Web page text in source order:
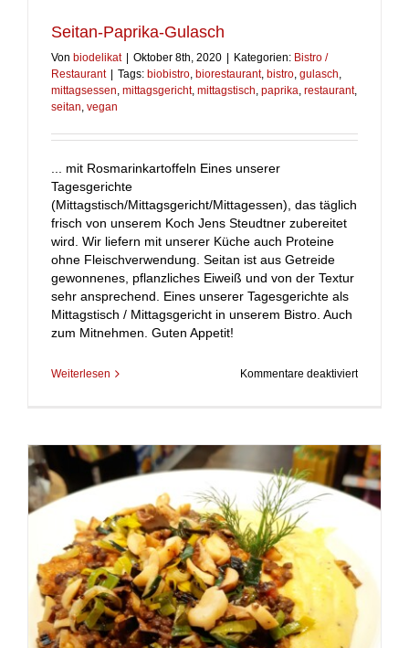
Seitan-Paprika-Gulasch
Von biodelikat | Oktober 8th, 2020 | Kategorien: Bistro /
Restaurant | Tags: biobistro biorestaurant, bistro gulasch
mittagsessen mittagsgericht, mittagstisch paprika restaurant,
seitan vegan
... mit Rosmarinkartoffeln Eines unserer
Tagesgerichte
(Mittagstisch/Mittagsgericht/Mittagessen), das täglich
frisch von unserem Koch Jens Steudtner zubereitet
wird. Wir liefern mit unserer Küche auch Proteine
ohne Fleischverwendung. Seitan ist aus Getreide
gewonnenes, pflanzliches Eiweiß und von der Textur
sehr ansprechend. Eines unserer Tagesgerichte als
Mittagstisch / Mittagsgericht in unserem Bistro. Auch
zum Mitnehmen. Guten Appetit!
Weiterlesen Kommentare deaktiviertfür